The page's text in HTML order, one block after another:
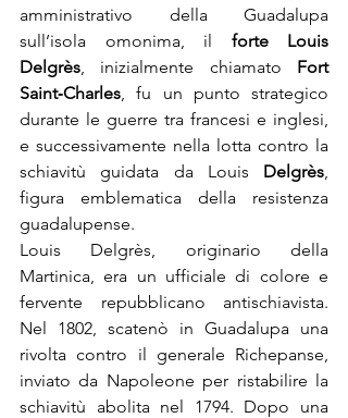
amministrativo della Guadalupa
sull’isola omonima, il forte Louis
Delgrès, inizialmente chiamato Fort
Saint‑Charles, fu un punto strategico
durante le guerre tra francesi e inglesi,
e successivamente nella lotta contro la
schiavitù guidata da Louis Delgrès,
figura emblematica della resistenza
guadalupense.
Louis Delgrès, originario della
Martinica, era un ufficiale di colore e
fervente repubblicano antischiavista.
Nel 1802, scatenò in Guadalupa una
rivolta contro il generale Richepanse,
inviato da Napoleone per ristabilire la
schiavitù abolita nel 1794. Dopo una